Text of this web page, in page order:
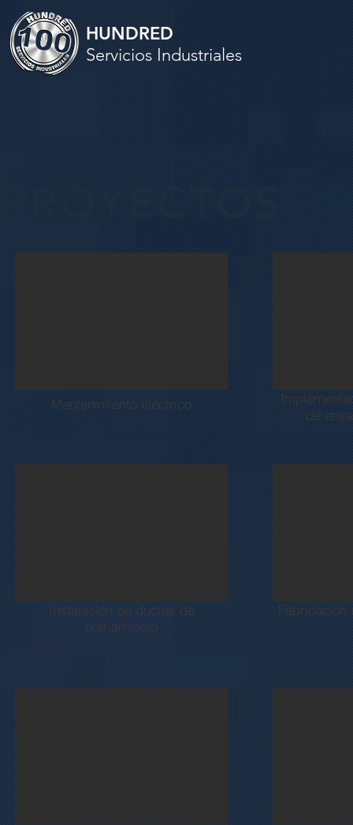
HUNDRED
Servicios Industriales
Mantenimiento eléctrico
de
Instalación de ductos de
enfriamiento
Fabricación